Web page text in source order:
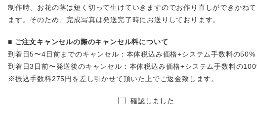
制作時、お花の茎は短く切って生けていきますのでお作り直しができかね
ます。そのため、完成写真は発送完了時にお送りしております。
■ ご注文キャンセルの際のキャンセル料について
到着日5〜4日前までのキャンセル：本体税込み価格+システム手数料の50%
到着日3日前〜発送後のキャンセル：本体税込み価格+システム手数料の
※振込手数料275円を差し引かせて頂いた上でご返金致します。
確認しました